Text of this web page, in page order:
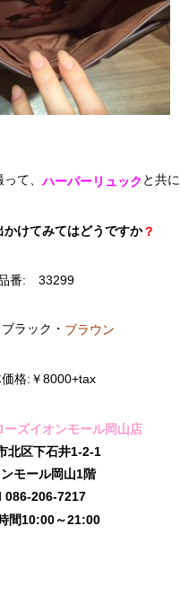
て、 ハーパーリュック と共に
かけてみてはどうですか？
番: 33299
ラック・ ブラウン
格:￥8000+tax
ーズイオンモール岡山店
北区下石井1-2-1
モール岡山1階
086-206-7217
間10:00～21:00